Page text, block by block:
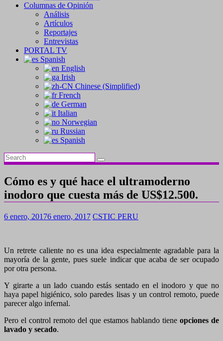
Columnas de Opinión
Análisis
Artículos
Reportajes
Entrevistas
PORTAL TV
Spanish
English
Irish
Chinese (Simplified)
French
German
Italian
Norwegian
Russian
Spanish
Cómo es y qué hace el ultramoderno
inodoro que cuesta más de US$12.500.
6 enero, 20176 enero, 2017 CSTIC PERU
Un retrete caliente no es una idea especialmente agradable para la
mayoría de la gente, pues suele indicar que acaba de ser ocupado
por otra persona.
Y girarte a un lado cuando estás sentado en el inodoro y que no
haya papel higiénico, solo paredes lisas y un control remoto, puede
parecer algo infernal.
Pero el control remoto del que estamos hablando tiene opciones de
lavado y secado.